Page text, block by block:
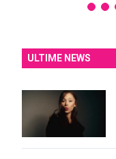
ULTIME NEWS